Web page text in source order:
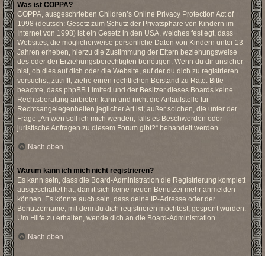
Was ist COPPA?
COPPA, ausgeschrieben Children’s Online Privacy Protection Act of
1998 (deutsch: Gesetz zum Schutz der Privatsphäre von Kindern im
Internet von 1998) ist ein Gesetz in den USA, welches festlegt, dass
Websites, die möglicherweise persönliche Daten von Kindern unter 13
Jahren erheben, hierzu die Zustimmung der Eltern beziehungsweise
des oder der Erziehungsberechtigten benötigen. Wenn du dir unsicher
bist, ob dies auf dich oder die Website, auf der du dich zu registrieren
versuchst, zutrifft, ziehe einen rechtlichen Beistand zu Rate. Bitte
beachte, dass phpBB Limited und der Besitzer dieses Boards keine
Rechtsberatung anbieten kann und nicht die Anlaufstelle für
Rechtsangelegenheiten jeglicher Art ist; außer solchen, die unter der
Frage „An wen soll ich mich wenden, falls es Beschwerden oder
juristische Anfragen zu diesem Forum gibt?“ behandelt werden.
Nach oben
Warum kann ich mich nicht registrieren?
Es kann sein, dass die Board-Administration die Registrierung komplett
ausgeschaltet hat, damit sich keine neuen Benutzer mehr anmelden
können. Es könnte auch sein, dass deine IP-Adresse oder der
Benutzername, mit dem du dich registrieren möchtest, gesperrt wurden.
Um Hilfe zu erhalten, wende dich an die Board-Administration.
Nach oben